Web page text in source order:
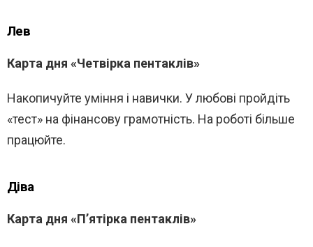
Лев
Карта дня «Четвірка пентаклів»
Накопичуйте уміння і навички. У любові пройдіть
«тест» на фінансову грамотність. На роботі більше
працюйте.
Діва
Карта дня «П’ятірка пентаклів»